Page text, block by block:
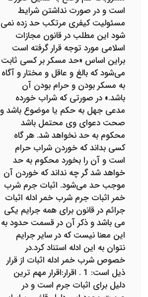
است و در صورت نداشتن شرایط
مسئولیت کیفری مرتکب حد زده نمی
شود این مطلب در قانون مجازات
اسلامی مورد توجه قرار گرفته است
براین اساس «حد مسكر بر كسی ثابت
می‌شود كه بالغ و عاقل و مختار و آگاه
به مسكر بودن و حرام بودن آن
باشد.» در صورتی كه شراب خورده
مدعی جهل به حكم یا موضوع باشد و
صحت دعوای وی محتمل باشد
محكوم به حد نخواهد شد. هر گاه
كسی بداند كه خوردن شراب حرام
است و آن را بخورد محكوم به حد
خواهد شد گر چه نداند كه خوردن آن
موجب حد می‌شود. اثبات جرم شرب
خمر اثبات جرم شرب خمر ادله اثبات
جرائم در قانون برای همه جرایم یکی
می باشد و ذکر آن در قسمت حدود به
این معنا نیست که در سایر جرایم
نتوان به این ادله استناد کرد.در
خصوص شرب خمر ادله اثبات از قرار
ذیل است: 1 . اقرار:اقرار مهم ترین
دلیل برای اثبات جرم است و در